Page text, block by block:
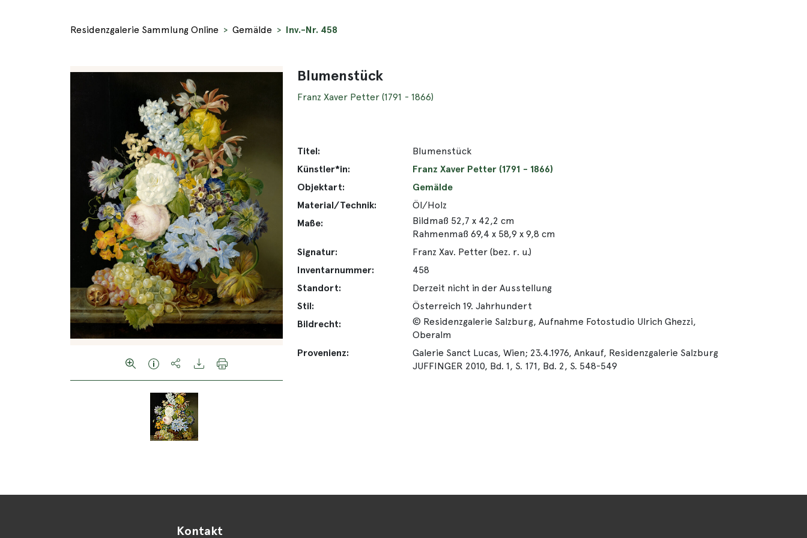
Residenzgalerie Sammlung Online Gemälde Inv.-Nr. 458
Blumenstück
Franz Xaver Petter (1791 - 1866)
Titel:
Blumenstück
Künstler*in:
Franz Xaver Petter (1791 - 1866)
Objektart:
Gemälde
Material/Technik:
Öl/Holz
Maße:
Bildmaß 52,7 x 42,2 cm
Rahmenmaß 69,4 x 58,9 x 9,8 cm
Signatur:
Franz Xav. Petter (bez. r. u.)
Inventarnummer:
458
Standort:
Derzeit nicht in der Ausstellung
Stil:
Österreich 19. Jahrhundert
Bildrecht:
© Residenzgalerie Salzburg, Aufnahme Fotostudio Ulrich Ghezzi,
Oberalm
Provenienz:
Galerie Sanct Lucas, Wien; 23.4.1976, Ankauf, Residenzgalerie Salzburg
JUFFINGER 2010, Bd. 1, S. 171, Bd. 2, S. 548-549
Kontakt